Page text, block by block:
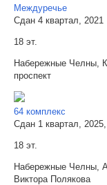
Междуречье
Сдан 4 квартал, 2021
18 эт.
Набережные Челны,
проспект
64 комплекс
Сдан 1 квартал,
18 эт.
Набережные Челны,
Виктора Полякова